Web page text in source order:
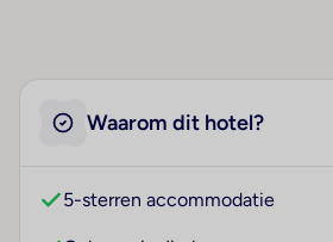
Waarom dit hotel?
5-sterren accommodatie